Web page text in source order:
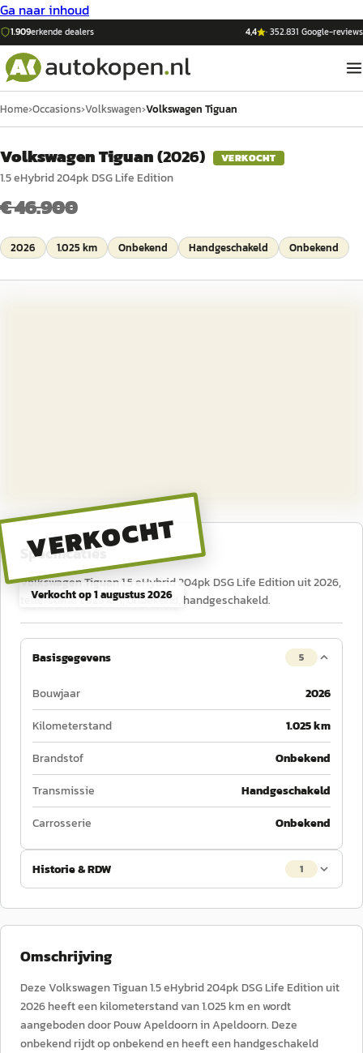
Ga naar inhoud
1.909erkende dealers 4,4 ·352.831 Google-reviews
Home›Occasions›Volkswagen›Volkswagen Tiguan
Volkswagen Tiguan(2026) VERKOCHT
1.5 eHybrid 204pk DSG Life Edition
€ 46.900
2026 1.025 km Onbekend Handgeschakeld Onbekend
VERKOCHT
Verkocht op1 augustus 2026
Specificaties
Volkswagen Tiguan 1.5 eHybrid 204pk DSG Life Edition uit 2026,
tellerstand 1.025 km, onbekend, handgeschakeld.
Basisgegevens 5
Bouwjaar
2026
Kilometerstand
1.025 km
Brandstof
Onbekend
Transmissie
Handgeschakeld
Carrosserie
Onbekend
Historie & RDW 1
Omschrijving
Deze Volkswagen Tiguan 1.5 eHybrid 204pk DSG Life Edition uit
2026 heeft een kilometerstand van 1.025 km en wordt
aangeboden door Pouw Apeldoorn in Apeldoorn. Deze
onbekend rijdt op onbekend en heeft een handgeschakeld